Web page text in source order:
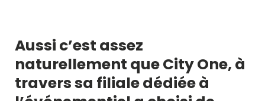
Aussi c’est assez
naturellement que City One, à
travers sa filiale dédiée à